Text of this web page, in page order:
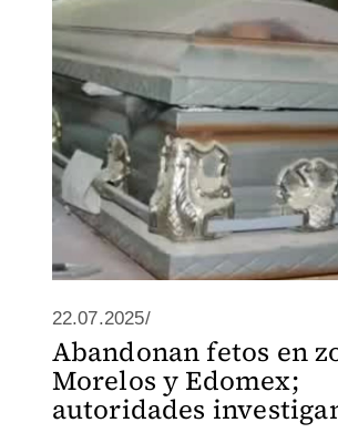
jueves en un hogar de la
Colorado, a cargo de la
Carmen'.
22.07.2025/
Abandonan fetos en
Morelos y Edomex;
autoridades